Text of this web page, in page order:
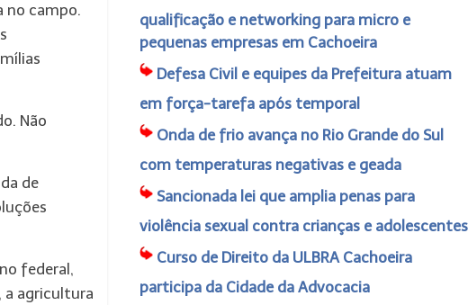
no campo.
Não
de
federal,
a agricultura
qualificação e networking para micro e
pequenas empresas em Cachoeira
Defesa Civil e equipes da Prefeitura atuam
em força-tarefa após temporal
Onda de frio avança no Rio Grande do Sul
com temperaturas negativas e geada
Sancionada lei que amplia penas para
violência sexual contra crianças e adolescentes
Curso de Direito da ULBRA Cachoeira
participa da Cidade da Advocacia